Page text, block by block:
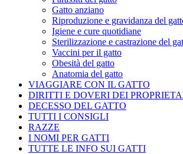
Gatto anziano
Riproduzione e gravidanza del
Igiene e cure quotidiane
Sterilizzazione e castrazione del
Vaccini per il gatto
Obesità del gatto
Anatomia del gatto
VIAGGIARE CON IL GATTO
DIRITTI E DOVERI DEI
DECESSO DEL GATTO
TUTTI I CONSIGLI
RAZZE
I NOMI PER GATTI
TUTTE LE INFO SUI GATTI